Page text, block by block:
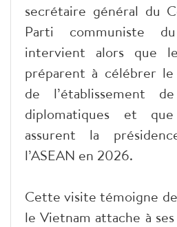
secrétaire général du
Parti communiste
intervient alors que
préparent à célébrer
de l’établissement
diplomatiques et
assurent la
l’ASEAN en 2026.
Cette visite témoigne
le Vietnam attache à